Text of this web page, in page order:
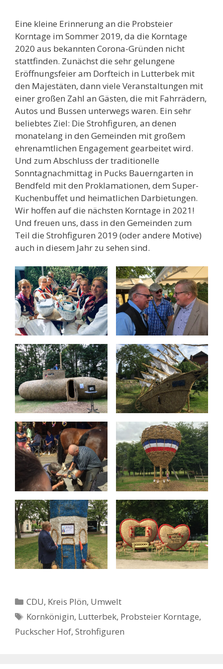
Eine kleine Erinnerung an die Probsteier
Korntage im Sommer 2019, da die Korntage
2020 aus bekannten Corona-Gründen nicht
stattfinden. Zunächst die sehr gelungene
Eröffnungsfeier am Dorfteich in Lutterbek mit
den Majestäten, dann viele Veranstaltungen mit
einer großen Zahl an Gästen, die mit Fahrrädern,
Autos und Bussen unterwegs waren. Ein sehr
beliebtes Ziel: Die Strohfiguren, an denen
monatelang in den Gemeinden mit großem
ehrenamtlichen Engagement gearbeitet wird.
Und zum Abschluss der traditionelle
Sonntagnachmittag in Pucks Bauerngarten in
Bendfeld mit den Proklamationen, dem Super-
Kuchenbuffet und heimatlichen Darbietungen.
Wir hoffen auf die nächsten Korntage in 2021!
Und freuen uns, dass in den Gemeinden zum
Teil die Strohfiguren 2019 (oder andere Motive)
auch in diesem Jahr zu sehen sind.
Kategorien
CDU, Kreis Plön, Umwelt
Schlagwörter
Kornkönigin, Lutterbek, Probsteier Korntage,
Puckscher Hof, Strohfiguren